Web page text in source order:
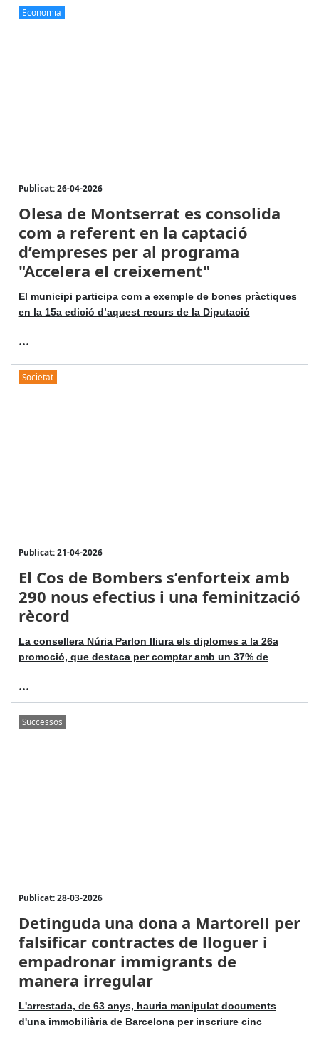
Economia
Publicat: 26-04-2026
Olesa de Montserrat es consolida
com a referent en la captació
d’empreses per al programa
"Accelera el creixement"
El municipi participa com a exemple de bones pràctiques
en la 15a edició d’aquest recurs de la Diputació
...
Societat
Publicat: 21-04-2026
El Cos de Bombers s’enforteix amb
290 nous efectius i una feminització
rècord
La consellera Núria Parlon lliura els diplomes a la 26a
promoció, que destaca per comptar amb un 37% de
...
Successos
Publicat: 28-03-2026
Detinguda una dona a Martorell per
falsificar contractes de lloguer i
empadronar immigrants de
manera irregular
L'arrestada, de 63 anys, hauria manipulat documents
d'una immobiliària de Barcelona per inscriure cinc